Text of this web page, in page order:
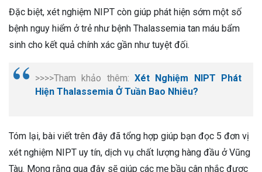
Đặc biệt, xét nghiệm NIPT còn giúp phát hiện sớm một số
bệnh nguy hiểm ở trẻ như bệnh Thalassemia tan máu bẩm
sinh cho kết quả chính xác gần như tuyệt đối.
>>>>Tham khảo thêm: Xét Nghiệm NIPT Phát
Hiện Thalassemia Ở Tuần Bao Nhiêu?
Tóm lại, bài viết trên đây đã tổng hợp giúp bạn đọc 5 đơn vị
xét nghiệm NIPT uy tín, dịch vụ chất lượng hàng đầu ở Vũng
Tàu. Mong rằng qua đây sẽ giúp các mẹ bầu cân nhắc được